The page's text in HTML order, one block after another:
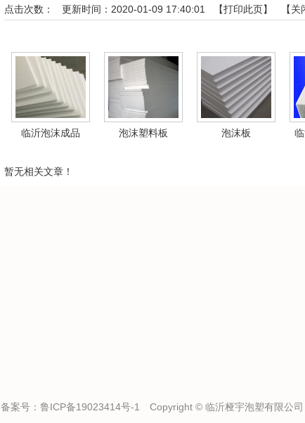
点击次数： 更新时间：2020-01-09 17:40:01 【打印此页】 【关
临沂泡沫成品 泡沫塑料板 泡沫板
暂无相关文章！
备案号： 鲁ICP备19023414号-1 Copyright © 临沂桠宇泡塑有限公